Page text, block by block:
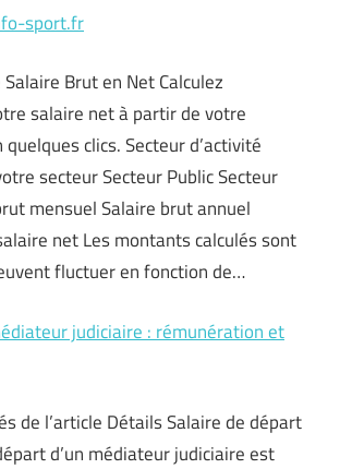
sport.fr
Brut en Net Calculez
salaire net à partir de votre
clics. Secteur d’activité
secteur Secteur Public Secteur
mensuel Salaire brut annuel
net Les montants calculés sont
fluctuer en fonction de…
judiciaire : rémunération et
de l’article Détails Salaire de départ
d’un médiateur judiciaire est